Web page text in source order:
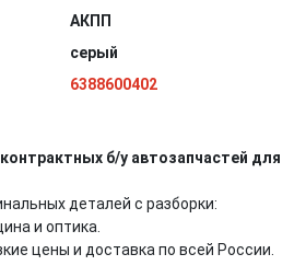
АКПП
серый
6388600402
б/у автозапчастей для
деталей с разборки:
и оптика.
цены и доставка по всей России.